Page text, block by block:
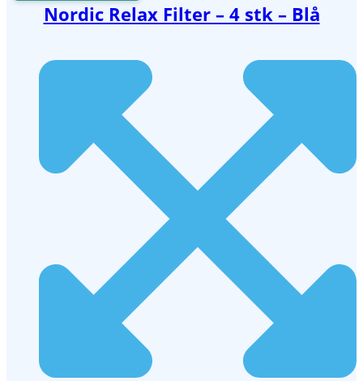
Nordic Relax Filter – 4 stk – Blå